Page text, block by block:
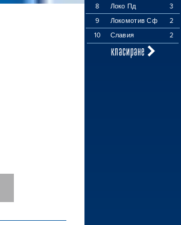
8
Локо Пд
3
9
Локомотив Сф
2
10
Славия 2
класиране